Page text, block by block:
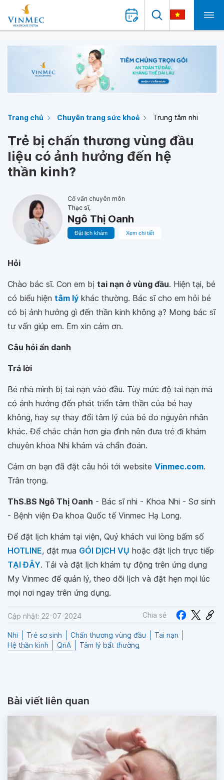
Trang chủ Chuyên trang sức khoẻ Trung tâm nhi
Trẻ bị chấn thương vùng đầu
liệu có ảnh hưởng đến hệ
thần kinh?
Cố vấn chuyên môn
Thạc sĩ,
Ngô Thị Oanh
Đặt lịch khám Xem chi tiết
Hỏi
Chào bác sĩ. Con em bị tai nạn ở vùng đầu. Hiện tại, bé
có biểu hiện tâm lý khác thường. Bác sĩ cho em hỏi bé
có bị ảnh hưởng gì đến thần kinh không ạ? Mong bác sĩ
tư vấn giúp em. Em xin cảm ơn.
Câu hỏi ẩn danh
Trả lời
Bé nhà mình bị tai nạn vào đầu. Tùy mức độ tai nạn mà
có ảnh hưởng đến phát triển tâm thần của bé hay
không, hay sự thay đổi tâm lý của bé do nguyên nhân
khác. Để chắc chắn hơn gia đình nên đưa trẻ đi khám
chuyên khoa Nhi khám và chẩn đoán.
Cảm ơn bạn đã đặt câu hỏi tới website Vinmec.com.
Trân trọng.
ThS.BS Ngô Thị Oanh - Bác sĩ nhi - Khoa Nhi - Sơ sinh
- Bệnh viện Đa khoa Quốc tế Vinmec Hạ Long.
Để đặt lịch khám tại viện, Quý khách vui lòng bấm số
HOTLINE, đặt mua GÓI DỊCH VỤ hoặc đặt lịch trực tiếp
TẠI ĐÂY. Tải và đặt lịch khám tự động trên ứng dụng
My Vinmec để quản lý, theo dõi lịch và đặt hẹn mọi lúc
mọi nơi ngay trên ứng dụng.
Cập nhật: 22-07-2024 Chia sẻ
Nhi Trẻ sơ sinh Chấn thương vùng đầu
Tai nạn
Hệ thần kinh
QnA Tâm lý bất thường
Bài viết liên quan